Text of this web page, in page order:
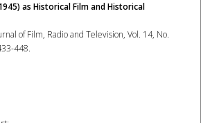
as Historical Film and Historical
of Film, Radio and Television, Vol. 14, No.
448.